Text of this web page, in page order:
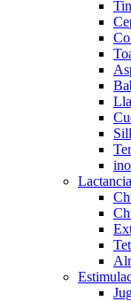
Lactancia